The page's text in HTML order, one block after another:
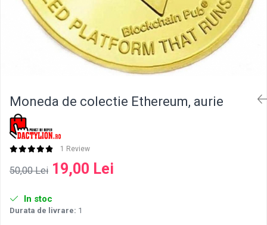
Moneda de colectie Ethereum, aurie
1 Review
50,00 Lei 19,00 Lei
In stoc
Durata de livrare: 1